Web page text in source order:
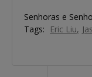
Senhoras e
Tags:
Eric Liu